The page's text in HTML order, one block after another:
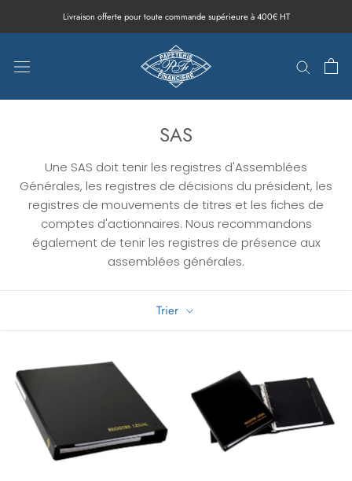
Livraison offerte pour toute commande supérieure à 400€ HT
SAS
Une SAS doit tenir les registres d'Assemblées
Générales, les registres de décisions du président, les
registres de mouvements de titres et les fiches de
comptes d'actionnaires. Nous recommandons
également de tenir les registres de présence aux
assemblées générales.
Trier